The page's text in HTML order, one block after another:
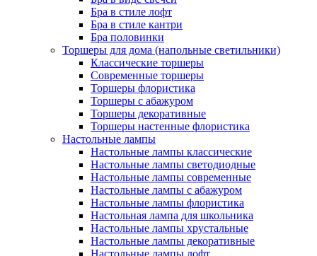
Бра в стиле лофт
Бра в стиле кантри
Бра половинки
Торшеры для дома (напольные светильники)
Классические торшеры
Современные торшеры
Торшеры флористика
Торшеры с абажуром
Торшеры декоративные
Торшеры настенные флористика
Настольные лампы
Настольные лампы классические
Настольные лампы светодиодные
Настольные лампы современные
Настольные лампы с абажуром
Настольные лампы флористика
Настольная лампа для школьника
Настольные лампы хрустальные
Настольные лампы декоративные
Настольные лампы лофт